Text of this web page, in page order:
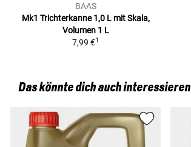
BAAS
Mk1 Trichterkanne 1,0 L mit Skala,
Volumen 1 L
7,99 €1
Das könnte dich auch interessieren